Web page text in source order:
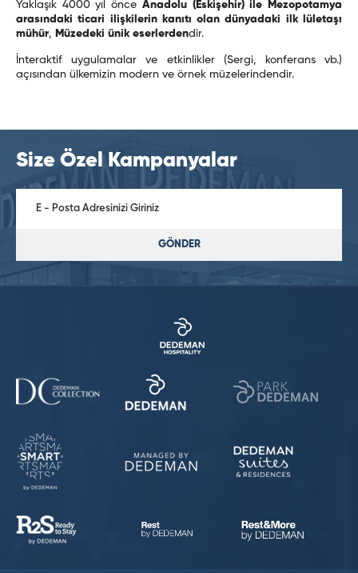
Yaklaşık 4000 yıl önce Anadolu (Eskişehir) ile Mezopotamya
arasındaki ticari ilişkilerin kanıtı olan dünyadaki ilk lületaşı
mühür, Müzedeki ünik eserlerdendir.
İnteraktif uygulamalar ve etkinlikler (Sergi, konferans vb.)
açısından ülkemizin modern ve örnek müzelerindendir.
Size Özel Kampanyalar
GÖNDER